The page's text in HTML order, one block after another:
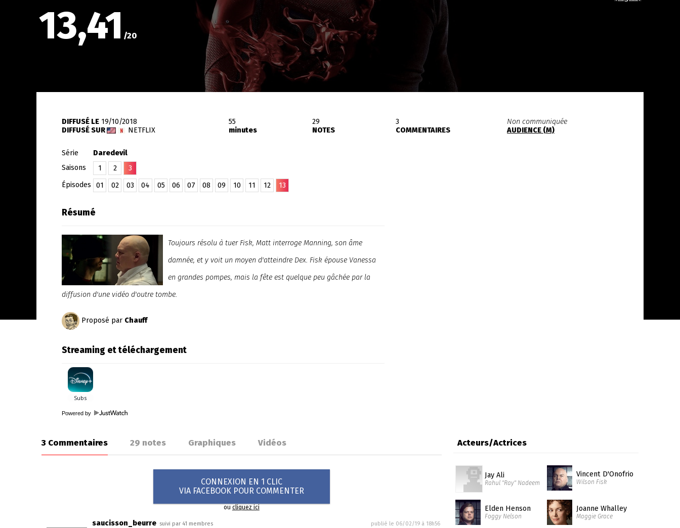
13,41 /20
DIFFUSÉ LE 19/10/2018
DIFFUSÉ SUR
NETFLIX
55
minutes
29
NOTES
3
COMMENTAIRES
Non communiquée
AUDIENCE (M)
Série
Daredevil
Saisons
1 2
3
Épisodes
01 02 03 04 05 06 07 08 09 10 11 12 13
Résumé
Toujours résolu à tuer Fisk, Matt interroge Manning, son âme
damnée, et y voit un moyen d'atteindre Dex. Fisk épouse Vanessa
en grandes pompes, mais la fête est quelque peu gâchée par la
diffusion d'une vidéo d'outre tombe.
Proposé par Chauff
Streaming et téléchargement
Powered by
3 Commentaires 29 notes Graphiques Vidéos
CONNEXION EN 1 CLIC
VIA FACEBOOK POUR COMMENTER
oucliquez ici
saucisson_beurre suivi par 41 membres publié le 06/02/19 à 18h56
Acteurs/Actrices
Jay Ali
Rahul "Ray" Nadeem
Vincent D'Onofrio
Wilson Fisk
Elden Henson
Foggy Nelson
Joanne Whalley
Maggie Grace